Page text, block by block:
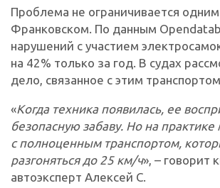
Проблема не ограничивается
Франковском. По данным
нарушений с участием
на 42% только за год. В судах
дело, связанное с этим
«Когда техника появилась, ее
безопасную забаву. Но на
с полноценным транспортом,
разгоняться до 25 км/ч», – говорит
автоэксперт Алексей С.